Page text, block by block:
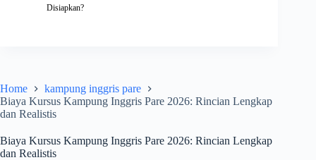
Home
kampung inggris pare
Biaya Kursus Kampung Inggris Pare 2026: Rincian Lengkap
dan Realistis
Biaya Kursus Kampung Inggris Pare 2026: Rincian Lengkap
dan Realistis
Disiapkan?